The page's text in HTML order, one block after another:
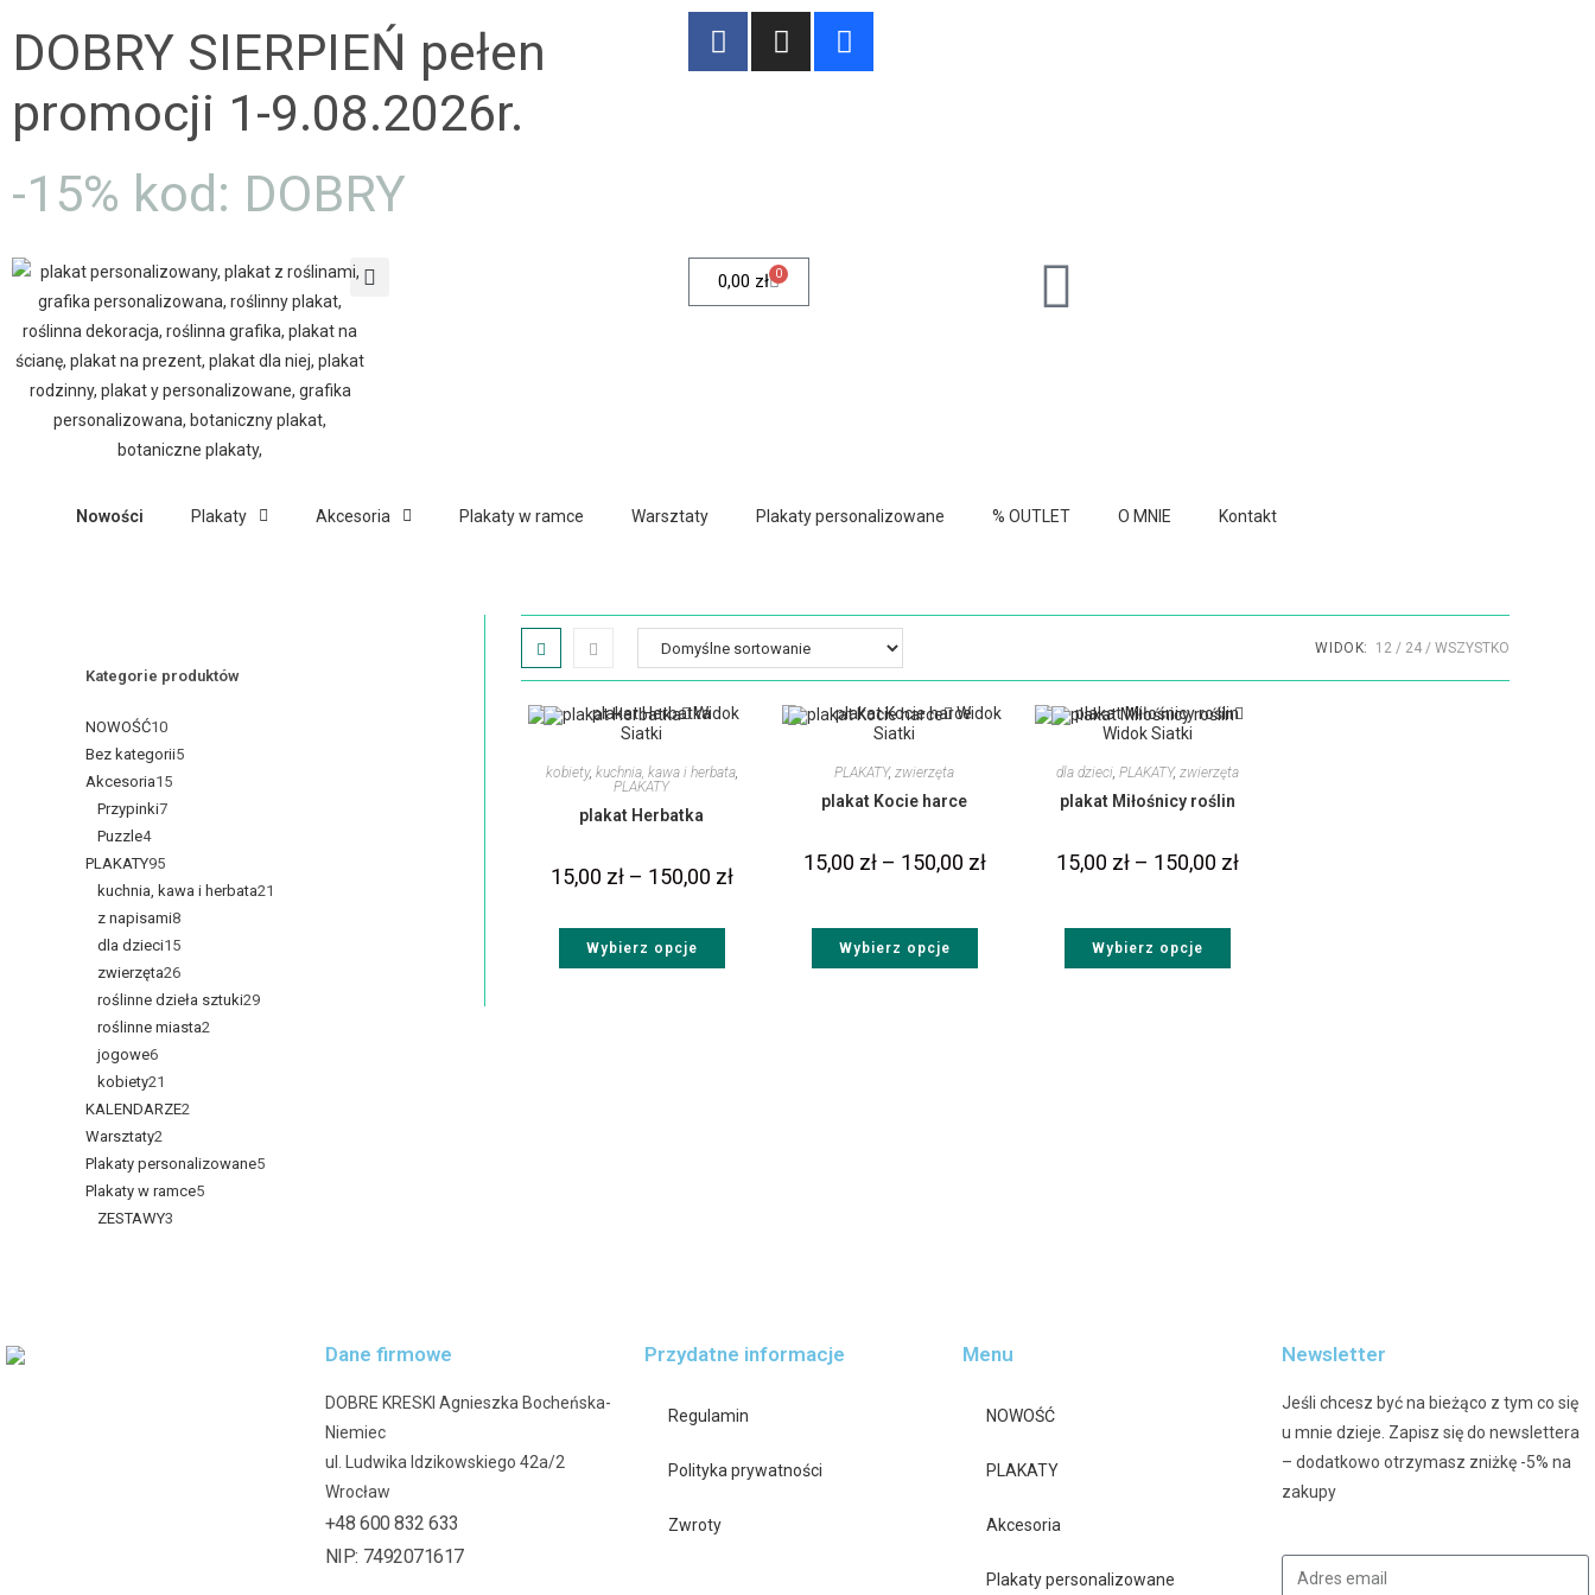
DOBRY SIERPIEŃ pełen
promocji 1-9.08.2026r.
-15% kod: DOBRY
0,00 zł 0
Nowości Plakaty Akcesoria Plakaty w ramce Warsztaty Plakaty personalizowane % OUTLET O MNIE Kontakt
WIDOK: 12 24 WSZYSTKO
Widok
Siatki
kobiety, kuchnia, kawa i herbata,
PLAKATY
plakat Herbatka
15,00 zł – 150,00 zł
Wybierz opcje
Widok
Siatki
PLAKATY,zwierzęta
plakat Kocie harce
15,00 zł – 150,00 zł
Wybierz opcje
Widok Siatki
dla dzieci ,PLAKATY,zwierzęta
plakat Miłośnicy roślin
15,00 zł – 150,00 zł
Wybierz opcje
Kategorie produktów
NOWOŚĆ10
Bez kategorii5
Akcesoria15
Przypinki7
Puzzle4
PLAKATY95
kuchnia, kawa i herbata21
z napisami8
dla dzieci15
zwierzęta26
roślinne dzieła sztuki29
roślinne miasta2
jogowe6
kobiety21
KALENDARZE2
Warsztaty2
Plakaty personalizowane5
Plakaty w ramce5
ZESTAWY3
Dane firmowe
DOBRE KRESKI Agnieszka Bocheńska-
Niemiec
ul. Ludwika Idzikowskiego 42a/2
Wrocław
+48 600 832 633
NIP: 7492071617
Przydatne informacje
Regulamin
Polityka prywatności
Zwroty
Menu
NOWOŚĆ
PLAKATY
Akcesoria
Plakaty personalizowane
Newsletter
Jeśli chcesz być na bieżąco z tym co się
u mnie dzieje. Zapisz się do newslettera
– dodatkowo otrzymasz zniżkę -5% na
zakupy